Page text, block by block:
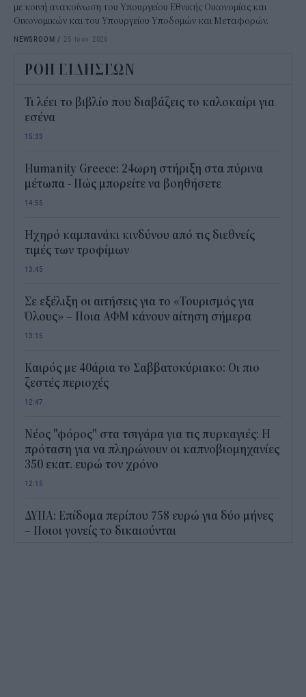
με κοινή ανακοίνωση του Υπουργείου Εθνικής Οικονομίας και
Οικονομικών και του Υπουργείου Υποδομών και Μεταφορών.
NEWSROOM / 25 Ιουν 2026
ΡΟΗ ΕΙΔΗΣΕΩΝ
Τι λέει το βιβλίο που διαβάζεις το καλοκαίρι για
εσένα
15:33
Humanity Greece: 24ωρη στήριξη στα πύρινα
μέτωπα - Πώς μπορείτε να βοηθήσετε
14:55
Ηχηρό καμπανάκι κινδύνου από τις διεθνείς
τιμές των τροφίμων
13:45
Σε εξέλιξη οι αιτήσεις για το «Τουρισμός για
Όλους» – Ποια ΑΦΜ κάνουν αίτηση σήμερα
13:15
Καιρός με 40άρια το Σαββατοκύριακο: Οι πιο
ζεστές περιοχές
12:47
Νέος "φόρος" στα τσιγάρα για τις πυρκαγιές: Η
πρόταση για να πληρώνουν οι καπνοβιομηχανίες
350 εκατ. ευρώ τον χρόνο
12:15
ΔΥΠΑ: Επίδομα περίπου 758 ευρώ για δύο μήνες
– Ποιοι γονείς το δικαιούνται